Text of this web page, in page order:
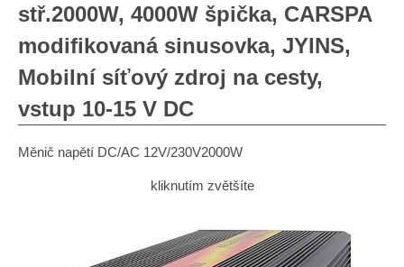
stř.2000W, 4000W špička, CARSPA
modifikovaná sinusovka, JYINS,
Mobilní síťový zdroj na cesty,
vstup 10-15 V DC
Měnič napětí DC/AC 12V/230V2000W
kliknutím zvětšíte